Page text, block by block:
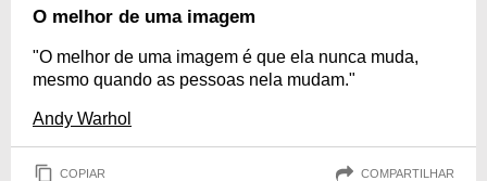
O melhor de uma imagem
"O melhor de uma imagem é que ela nunca muda,
mesmo quando as pessoas nela mudam."
Andy Warhol
COPIAR COMPARTILHAR